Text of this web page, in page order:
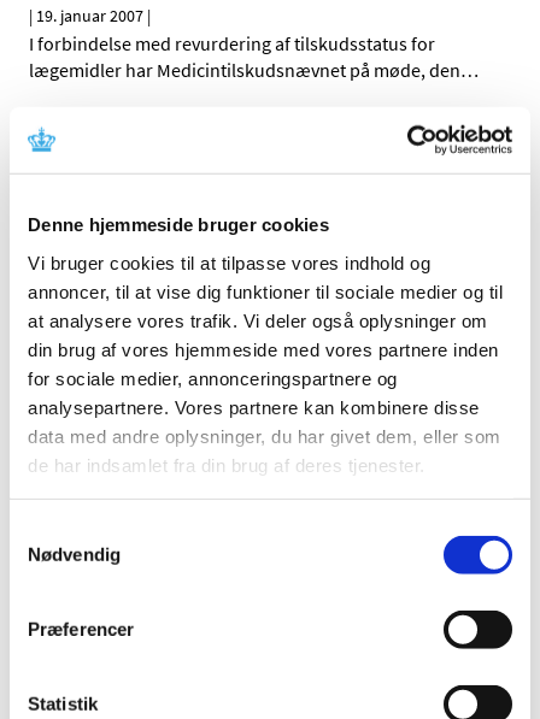
Denne hjemmeside bruger cookies
Vi bruger cookies til at tilpasse vores indhold og
annoncer, til at vise dig funktioner til sociale medier og til
at analysere vores trafik. Vi deler også oplysninger om
din brug af vores hjemmeside med vores partnere inden
for sociale medier, annonceringspartnere og
analysepartnere. Vores partnere kan kombinere disse
data med andre oplysninger, du har givet dem, eller som
de har indsamlet fra din brug af deres tjenester.
Nødvendig
Præferencer
Statistik
| 19. januar 2007 |
I forbindelse med revurdering af tilskudsstatus for
lægemidler har Medicintilskudsnævnet på møde, den…
Alle (2507)
2026 (85)
2025 (158)
2024 (224)
2023 (195)
2022 (197)
2021 (516)
2020 (263)
2019 (159)
2018 (150)
2016 (167)
2014 (44)
2012 (44)